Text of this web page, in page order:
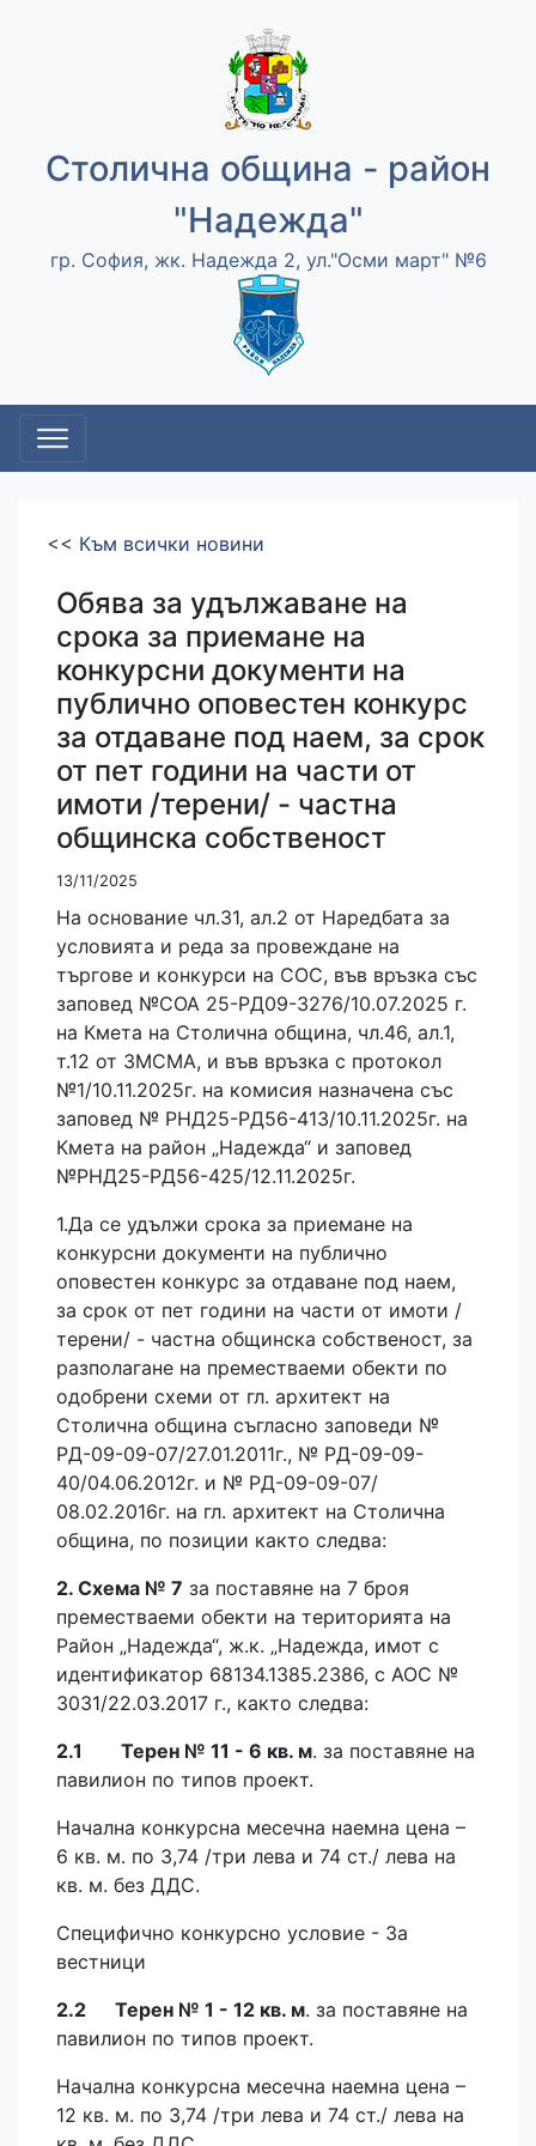
Столична община - район
"Надежда"
гр. София, жк. Надежда 2, ул."Осми март" №6
<< Към всички новини
Обява за удължаване на
срока за приемане на
конкурсни документи на
публично оповестен конкурс
за отдаване под наем, за срок
от пет години на части от
имоти /терени/ - частна
общинска собственост
13/11/2025
На основание чл.31, ал.2 от Наредбата за
условията и реда за провеждане на
търгове и конкурси на СОС, във връзка със
заповед №СОА 25-РД09-3276/10.07.2025 г.
на Кмета на Столична община, чл.46, ал.1,
т.12 от ЗМСМА, и във връзка с протокол
№1/10.11.2025г. на комисия назначена със
заповед № РНД25-РД56-413/10.11.2025г. на
Кмета на район „Надежда“ и заповед
№РНД25-РД56-425/12.11.2025г.
1.Да се удължи срока за приемане на
конкурсни документи на публично
оповестен конкурс за отдаване под наем,
за срок от пет години на части от имоти /
терени/ - частна общинска собственост, за
разполагане на преместваеми обекти по
одобрени схеми от гл. архитект на
Столична община съгласно заповеди №
РД-09-09-07/27.01.2011г., № РД-09-09-
40/04.06.2012г. и № РД-09-09-07/
08.02.2016г. на гл. архитект на Столична
община, по позиции както следва:
2. Схема № 7 за поставяне на 7 броя
преместваеми обекти на територията на
Район „Надежда“, ж.к. „Надежда, имот с
идентификатор 68134.1385.2386, с АОС №
3031/22.03.2017 г., както следва:
2.1 Терен № 11 - 6 кв. м. за поставяне на
павилион по типов проект.
Начална конкурсна месечна наемна цена –
6 кв. м. по 3,74 /три лева и 74 ст./ лева на
кв. м. без ДДС.
Специфично конкурсно условие - За
вестници
2.2 Терен № 1 - 12 кв. м. за поставяне на
павилион по типов проект.
Начална конкурсна месечна наемна цена –
12 кв. м. по 3,74 /три лева и 74 ст./ лева на